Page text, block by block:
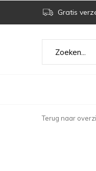
Gratis
Terug naar